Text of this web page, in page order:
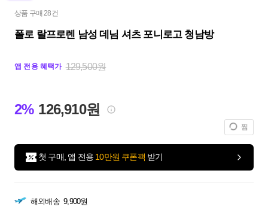
상품 구매 28건
폴로 랄프로렌 남성 데님 셔츠 포니로고 청남방
앱 전용 혜택가 129,500원
2% 126,910원
찜
첫 구매, 앱 전용 10만원 쿠폰팩 받기
해외배송 9,900원